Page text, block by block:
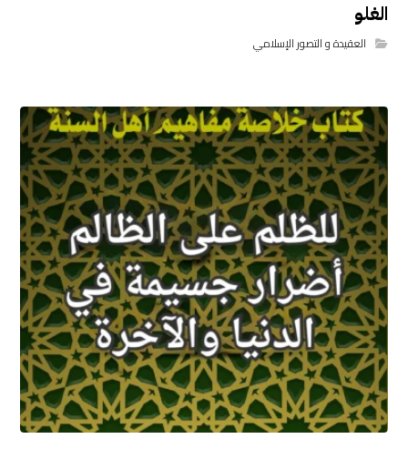
الغلو
العقيدة و التصور الإسلامي